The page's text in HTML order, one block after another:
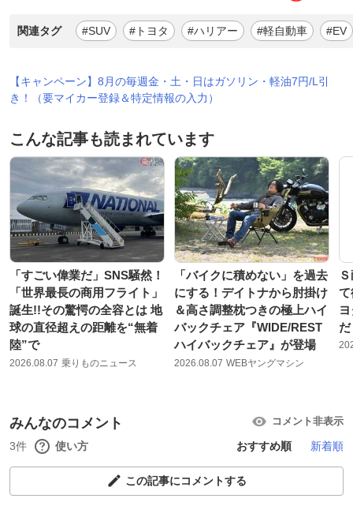
関連タグ #SUV #トヨタ #ハリアー #軽自動車 #EV
【キャンペーン】8月の毎週金・土・日はガソリン・軽油7円/L引
き！（要マイカー登録＆特定情報の入力）
こんな記事も読まれています
「すごい偉業だ」SNS騒然！
「世界最長の商用フライト」
誕生!!その驚愕の全容とは 地
球の直径超えの距離を“無着
陸”で
2026.08.07 乗りものニュース
「バイクに積めない」を過去
にする！デイトナから肘掛け
＆高さ調整枕つきの極上ハイ
バックチェア『WIDE/REST
ハイバックチェア』が登場
2026.08.07 WEBヤングマシン
みんなのコメント コメント非表示
3件 使い方 おすすめ順 新着順
この記事にコメントする